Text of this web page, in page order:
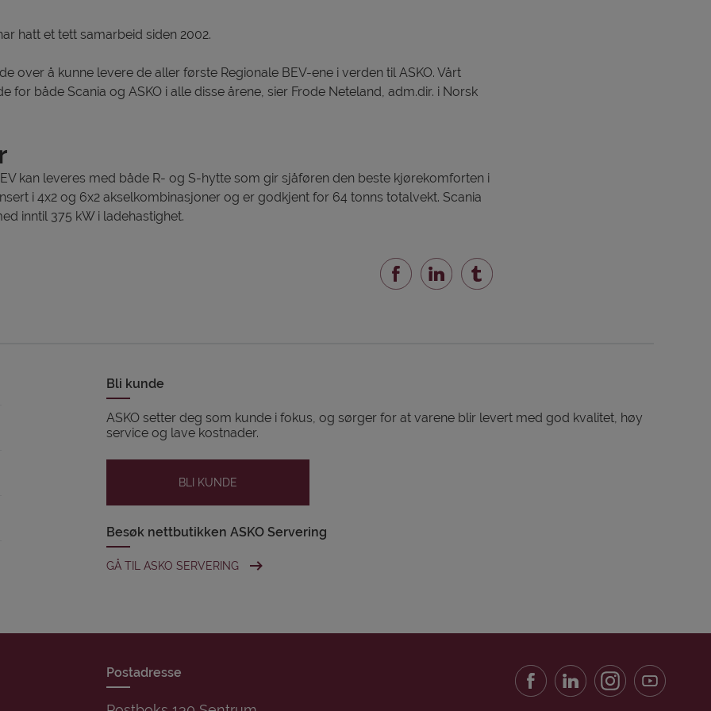
hatt et tett samarbeid siden 2002.
over å kunne levere de aller første Regionale BEV-ene i verden til ASKO. Vårt
både Scania og ASKO i alle disse årene, sier Frode Neteland, adm.dir. i Norsk
kan leveres med både R- og S-hytte som gir sjåføren den beste kjørekomforten i
i 4x2 og 6x2 akselkombinasjoner og er godkjent for 64 tonns totalvekt. Scania
inntil 375 kW i ladehastighet.
Bli kunde
ASKO setter deg som kunde i fokus, og sørger for at varene blir levert med god kvalitet, høy
service og lave kostnader.
BLI KUNDE
Besøk nettbutikken ASKO Servering
GÅ TIL ASKO SERVERING
Postadresse